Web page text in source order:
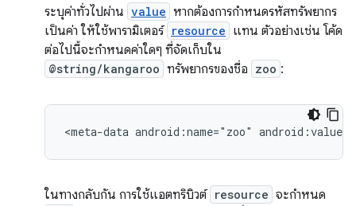
ระบุค่าทั่วไปผ่าน value หากต้องการกำหนดรหัสทรัพยากร
เป็นค่า ให้ใช้พารามิเตอร์ resource แทน ตัวอย่างเช่น โค้ด
ต่อไปนี้จะกำหนดค่าใดๆ ที่จัดเก็บใน
@string/kangaroo ทรัพยากรของชื่อ zoo :
<meta-data android:name="zoo"
ในทางกลับกัน การใช้แอตทริบิวต์ resource จะกำหนด